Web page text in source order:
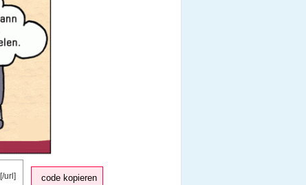
code kopieren